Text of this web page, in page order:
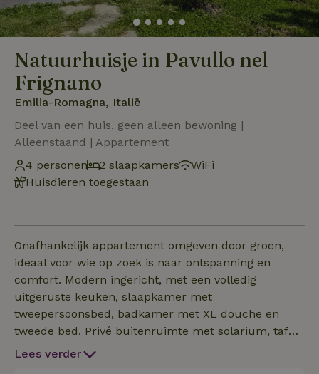
Natuurhuisje in Pavullo nel
Frignano
Emilia-Romagna, Italië
Deel van een huis, geen alleen bewoning |
Alleenstaand | Appartement
4 personen
2 slaapkamers
WiFi
Huisdieren toegestaan
Onafhankelijk appartement omgeven door groen,
ideaal voor wie op zoek is naar ontspanning en
comfort. Modern ingericht, met een volledig
uitgeruste keuken, slaapkamer met
tweepersoonsbed, badkamer met XL douche en
tweede bed. Privé buitenruimte met solarium, tafel
en ligbedden. Adembenemend uitzicht op de
Lees verder